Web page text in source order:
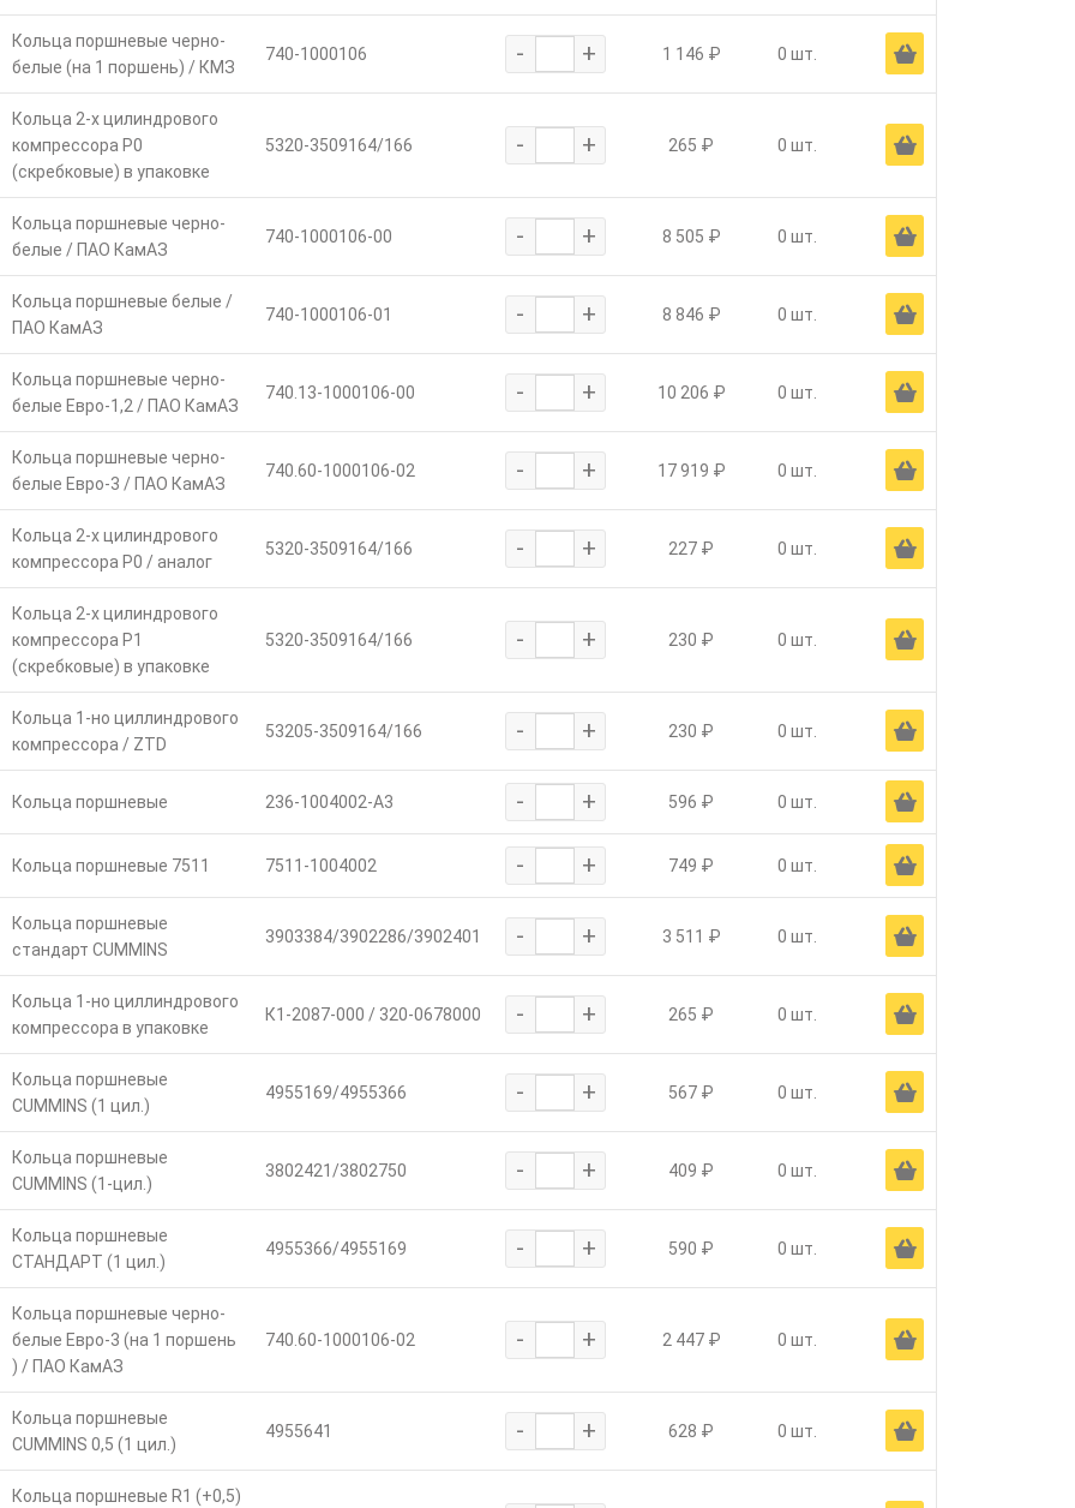
Кольца поршневые черно-
белые (на 1 поршень) / КМЗ
740-1000106 - + 1 146 ₽ 0 шт. Ä
Кольца 2-х цилиндрового
компрессора Р0
(скребковые) в упаковке
5320-3509164/166 - + 265 ₽ 0 шт. Ä
Кольца поршневые черно-
белые / ПАО КамАЗ
740-1000106-00 - + 8 505 ₽ 0 шт. Ä
Кольца поршневые белые /
ПАО КамАЗ
740-1000106-01 - + 8 846 ₽ 0 шт. Ä
Кольца поршневые черно-
белые Евро-1,2 / ПАО КамАЗ
740.13-1000106-00 - + 10 206 ₽ 0 шт. Ä
Кольца поршневые черно-
белые Евро-3 / ПАО КамАЗ
740.60-1000106-02 - + 17 919 ₽ 0 шт. Ä
Кольца 2-х цилиндрового
компрессора Р0 / аналог
5320-3509164/166 - + 227 ₽ 0 шт. Ä
Кольца 2-х цилиндрового
компрессора Р1
(скребковые) в упаковке
5320-3509164/166 - + 230 ₽ 0 шт. Ä
Кольца 1-но циллиндрового
компрессора / ZTD
53205-3509164/166 - + 230 ₽ 0 шт. Ä
Кольца поршневые 236-1004002-А3 - + 596 ₽ 0 шт. Ä
Кольца поршневые 7511 7511-1004002 - + 749 ₽ 0 шт. Ä
Кольца поршневые
стандарт CUMMINS
3903384/3902286/3902401 - + 3 511 ₽ 0 шт. Ä
Кольца 1-но циллиндрового
компрессора в упаковке
К1-2087-000 / 320-0678000 - + 265 ₽ 0 шт. Ä
Кольца поршневые
CUMMINS (1 цил.)
4955169/4955366 - + 567 ₽ 0 шт. Ä
Кольца поршневые
CUMMINS (1-цил.)
3802421/3802750 - + 409 ₽ 0 шт. Ä
Кольца поршневые
СТАНДАРТ (1 цил.)
4955366/4955169 - + 590 ₽ 0 шт. Ä
Кольца поршневые черно-
белые Евро-3 (на 1 поршень
) / ПАО КамАЗ
740.60-1000106-02 - + 2 447 ₽ 0 шт. Ä
Кольца поршневые
CUMMINS 0,5 (1 цил.)
4955641 - + 628 ₽ 0 шт. Ä
Кольца поршневые R1 (+0,5)